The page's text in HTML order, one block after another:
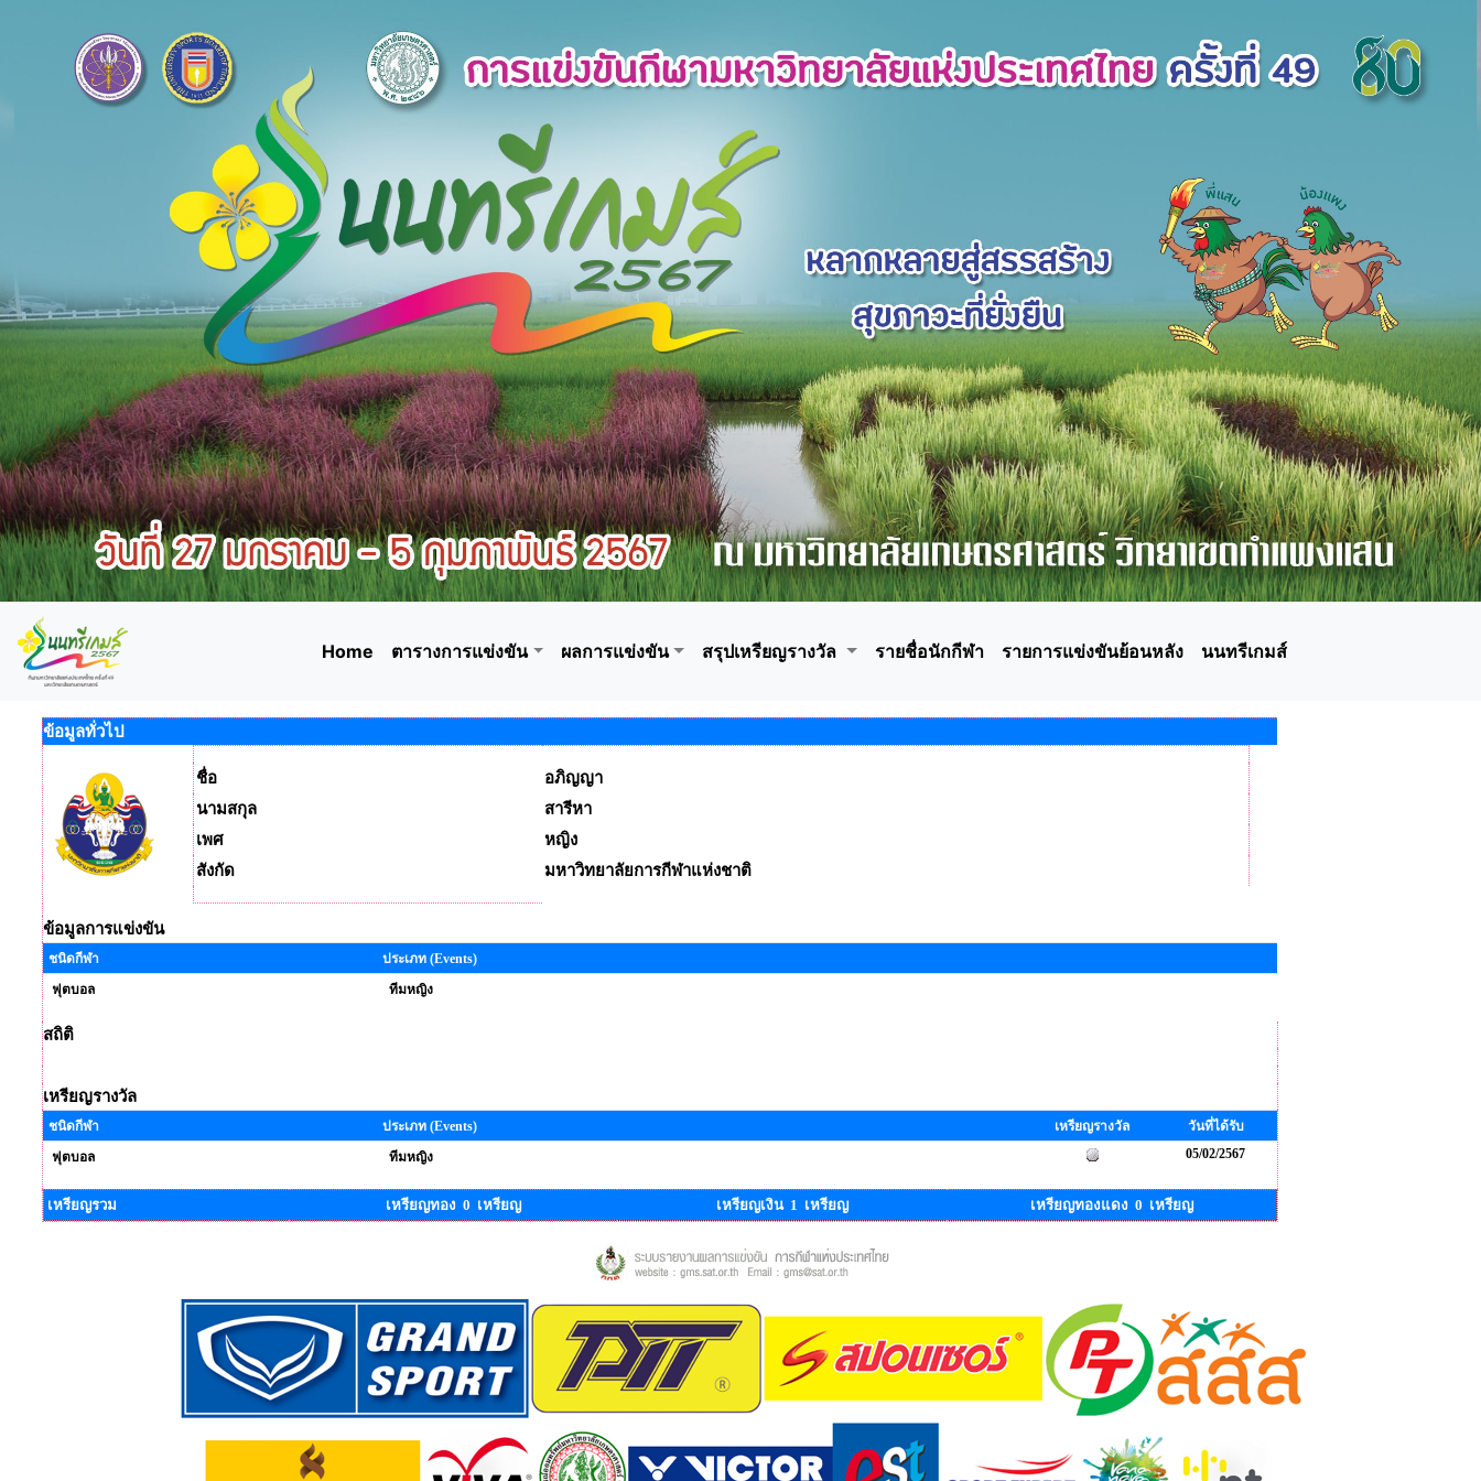
Home ตารางการแข่งขัน ผลการแข่งขัน สรุปเหรียญรางวัล รายชื่อนักกีฬา รายการแข่งขันย้อนหลัง นนทรีเกมส์
ข้อมูลทั่วไป
ชื่อ
อภิญญา
นามสกุล
สารีหา
เพศ
หญิง
สังกัด
มหาวิทยาลัยการกีฬาแห่งชาติ
ข้อมูลการแข่งขัน
ชนิดกีฬา
ประเภท (Events)
ฟุตบอล
ทีมหญิง
สถิติ
เหรียญรางวัล
ชนิดกีฬา ประเภท (Events) เหรียญรางวัล
วันที่ได้รับ
ฟุตบอล
ทีมหญิง 05/02/2567
เหรียญรวม เหรียญทอง 0 เหรียญ เหรียญเงิน 1 เหรียญ เหรียญทองแดง 0 เหรียญ